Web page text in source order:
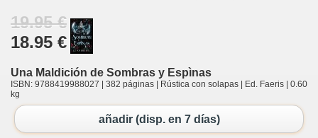
19.95 €
18.95 €
Una Maldición de Sombras y Espìnas
ISBN: 9788419988027 | 382 páginas | Rústica con solapas | Ed. Faeris | 0.60
kg
añadir (disp. en 7 días)